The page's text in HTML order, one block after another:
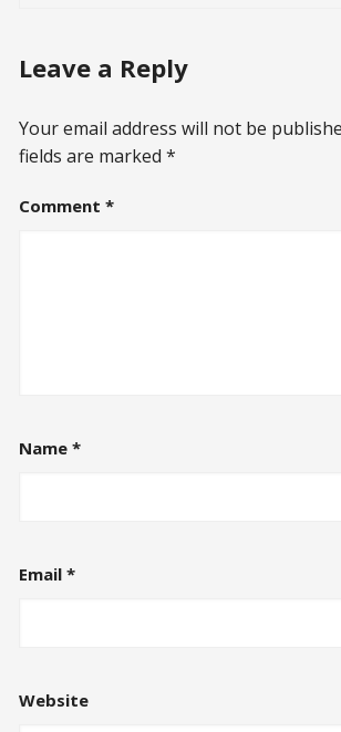
Leave a Reply
Your email address will not be
fields are marked*
Comment*
Name*
Email*
Website